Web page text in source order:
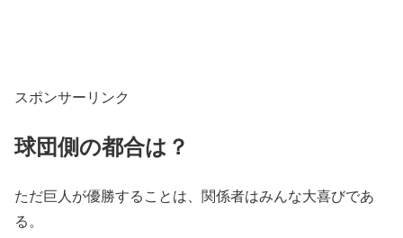
スポンサーリンク
球団側の都合は？
ただ巨人が優勝することは、関係者はみんな大喜びであ
る。